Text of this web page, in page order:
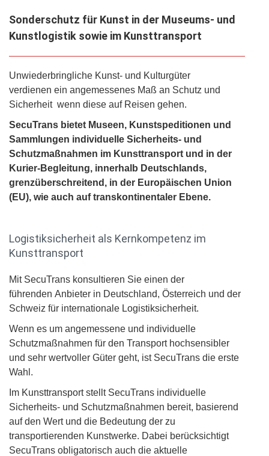
Sonderschutz für Kunst in der Museums- und
Kunstlogistik sowie im Kunsttransport
Unwiederbringliche Kunst- und Kulturgüter
verdienen ein angemessenes Maß an Schutz und
Sicherheit wenn diese auf Reisen gehen.
SecuTrans bietet Museen, Kunstspeditionen und
Sammlungen individuelle Sicherheits- und
Schutzmaßnahmen im Kunsttransport und in der
Kurier-Begleitung, innerhalb Deutschlands,
grenzüberschreitend, in der Europäischen Union
(EU), wie auch auf transkontinentaler Ebene.
Logistiksicherheit als Kernkompetenz im
Kunsttransport
Mit SecuTrans konsultieren Sie einen der
führenden Anbieter in Deutschland, Österreich und der
Schweiz für internationale Logistiksicherheit.
Wenn es um angemessene und individuelle
Schutzmaßnahmen für den Transport hochsensibler
und sehr wertvoller Güter geht, ist SecuTrans die erste
Wahl.
Im Kunsttransport stellt SecuTrans individuelle
Sicherheits- und Schutzmaßnahmen bereit, basierend
auf den Wert und die Bedeutung der zu
transportierenden Kunstwerke. Dabei berücksichtigt
SecuTrans obligatorisch auch die aktuelle